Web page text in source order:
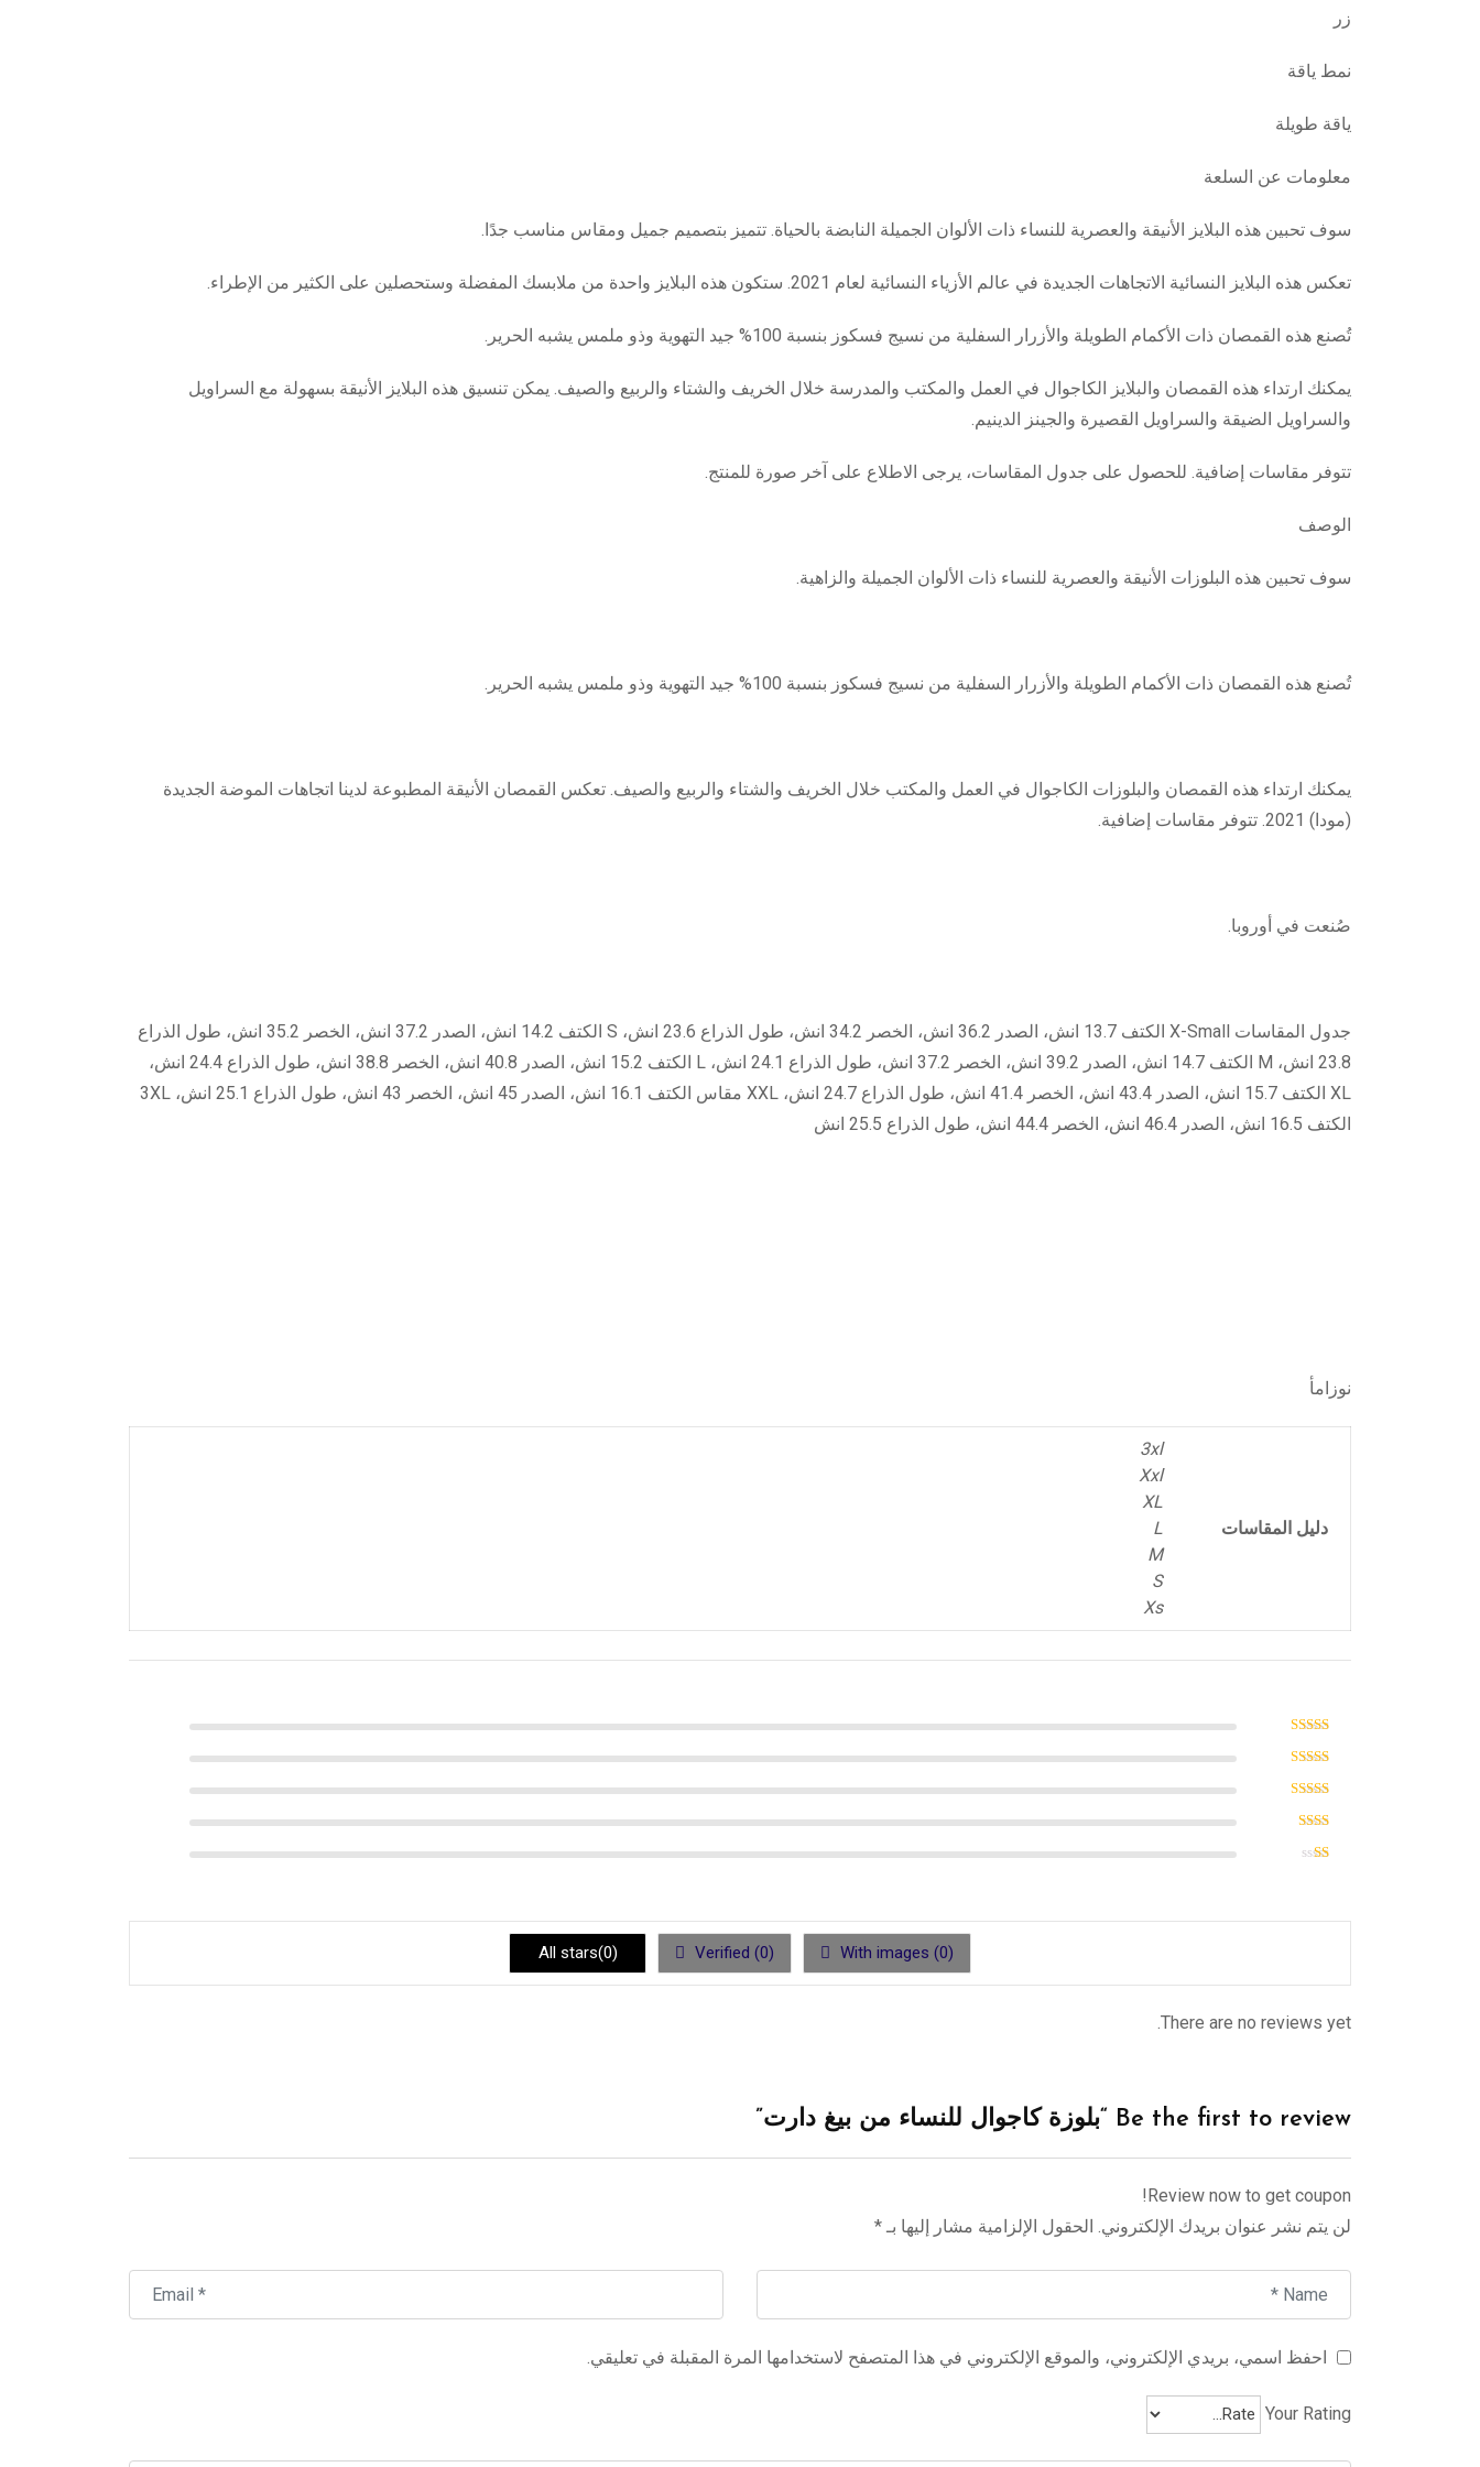
زر
نمط ياقة
ياقة طويلة
معلومات عن السلعة
سوف تحبين هذه البلايز الأنيقة والعصرية للنساء ذات الألوان الجميلة النابضة بالحياة. تتميز بتصميم جميل ومقاس مناسب جدًا.
تعكس هذه البلايز النسائية الاتجاهات الجديدة في عالم الأزياء النسائية لعام 2021. ستكون هذه البلايز واحدة من ملابسك المفضلة وستحصلين على الكثير من الإطراء.
تُصنع هذه القمصان ذات الأكمام الطويلة والأزرار السفلية من نسيج فسكوز بنسبة 100% جيد التهوية وذو ملمس يشبه الحرير.
يمكنك ارتداء هذه القمصان والبلايز الكاجوال في العمل والمكتب والمدرسة خلال الخريف والشتاء والربيع والصيف. يمكن تنسيق هذه البلايز الأنيقة بسهولة مع السراويل
والسراويل الضيقة والسراويل القصيرة والجينز الدينيم.
تتوفر مقاسات إضافية. للحصول على جدول المقاسات، يرجى الاطلاع على آخر صورة للمنتج.
الوصف
سوف تحبين هذه البلوزات الأنيقة والعصرية للنساء ذات الألوان الجميلة والزاهية.
تُصنع هذه القمصان ذات الأكمام الطويلة والأزرار السفلية من نسيج فسكوز بنسبة 100% جيد التهوية وذو ملمس يشبه الحرير.
يمكنك ارتداء هذه القمصان والبلوزات الكاجوال في العمل والمكتب خلال الخريف والشتاء والربيع والصيف. تعكس القمصان الأنيقة المطبوعة لدينا اتجاهات الموضة الجديدة
(مودا) 2021. تتوفر مقاسات إضافية.
صُنعت في أوروبا.
جدول المقاسات X-Small الكتف 13.7 انش، الصدر 36.2 انش، الخصر 34.2 انش، طول الذراع 23.6 انش، S الكتف 14.2 انش، الصدر 37.2 انش، الخصر 35.2 انش، طول الذراع
23.8 انش، M الكتف 14.7 انش، الصدر 39.2 انش، الخصر 37.2 انش، طول الذراع 24.1 انش، L الكتف 15.2 انش، الصدر 40.8 انش، الخصر 38.8 انش، طول الذراع 24.4 انش،
XL الكتف 15.7 انش، الصدر 43.4 انش، الخصر 41.4 انش، طول الذراع 24.7 انش، XXL مقاس الكتف 16.1 انش، الصدر 45 انش، الخصر 43 انش، طول الذراع 25.1 انش، 3XL
الكتف 16.5 انش، الصدر 46.4 انش، الخصر 44.4 انش، طول الذراع 25.5 انش
نوزامأ
دليل المقاسات
3xl
Xxl
XL
L
M
S
Xs
With images (0)
Verified (0)
All stars(0)
There are no reviews yet.
Be the first to review “بلوزة كاجوال للنساء من بيغ دارت”
Review now to get coupon!
لن يتم نشر عنوان بريدك الإلكتروني. الحقول الإلزامية مشار إليها بـ*
احفظ اسمي، بريدي الإلكتروني، والموقع الإلكتروني في هذا المتصفح لاستخدامها المرة المقبلة في تعليقي.
Your Rating